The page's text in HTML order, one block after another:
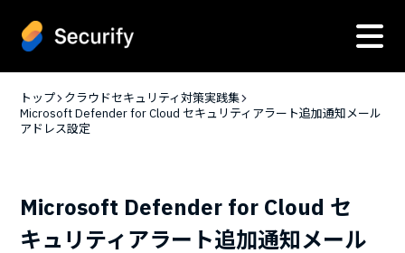
トップ
クラウドセキュリティ対策実践集
Microsoft Defender for Cloud セキュリティアラート追加通知メール
アドレス設定
Microsoft Defender for Cloud セ
キュリティアラート追加通知メール